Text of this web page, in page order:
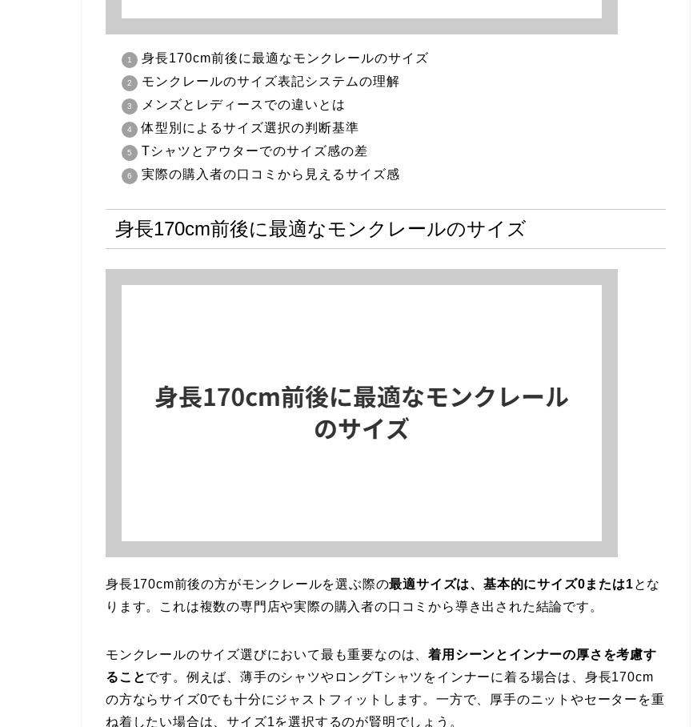
身長170cm前後に最適なモンクレールのサイズ
モンクレールのサイズ表記システムの理解
メンズとレディースでの違いとは
体型別によるサイズ選択の判断基準
Tシャツとアウターでのサイズ感の差
実際の購入者の口コミから見えるサイズ感
身長170cm前後に最適なモンクレールのサイズ
身長170cm前後の方がモンクレールを選ぶ際の最適サイズは、基本的にサイズ0または1とな
ります。これは複数の専門店や実際の購入者の口コミから導き出された結論です。
モンクレールのサイズ選びにおいて最も重要なのは、着用シーンとインナーの厚さを考慮す
ることです。例えば、薄手のシャツやロングTシャツをインナーに着る場合は、身長170cm
の方ならサイズ0でも十分にジャストフィットします。一方で、厚手のニットやセーターを重
ね着したい場合は、サイズ1を選択するのが賢明でしょう。